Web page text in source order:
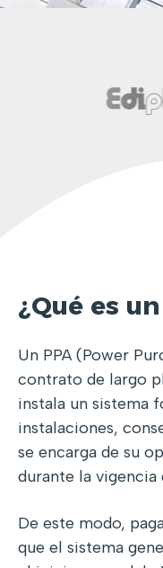
¿Qué es
Un PPA (Power
contrato de largo
instala un sistema
instalaciones,
se encarga de su
durante la vigencia
De este modo,
que el sistema